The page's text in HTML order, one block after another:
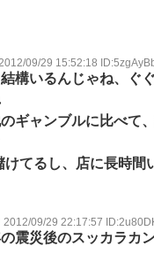
09/29 15:52:18
構いるんじゃね、ぐ
ギャンブルに比べて
けてるし、店に長時間
2012/09/29 22:17:57
震災後のスッカラカ